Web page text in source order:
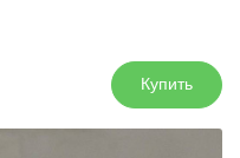
Купить